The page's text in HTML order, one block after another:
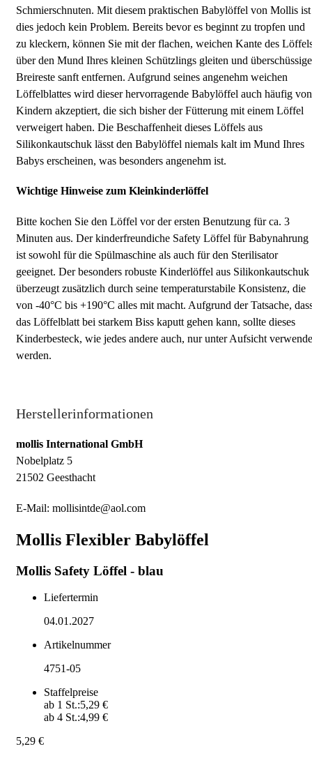
Schmierschnuten. Mit diesem praktischen Babylöffel von Mollis ist
dies jedoch kein Problem. Bereits bevor es beginnt zu tropfen und
zu kleckern, können Sie mit der flachen, weichen Kante des
über den Mund Ihres kleinen Schützlings gleiten und überschüssige
Breireste sanft entfernen. Aufgrund seines angenehm weichen
Löffelblattes wird dieser hervorragende Babylöffel auch häufig von
Kindern akzeptiert, die sich bisher der Fütterung mit einem Löffel
verweigert haben. Die Beschaffenheit dieses Löffels aus
Silikonkautschuk lässt den Babylöffel niemals kalt im Mund Ihres
Babys erscheinen, was besonders angenehm ist.
Wichtige Hinweise zum Kleinkinderlöffel
Bitte kochen Sie den Löffel vor der ersten Benutzung für ca. 3
Minuten aus. Der kinderfreundiche Safety Löffel für Babynahrung
ist sowohl für die Spülmaschine als auch für den Sterilisator
geeignet. Der besonders robuste Kinderlöffel aus Silikonkautschuk
überzeugt zusätzlich durch seine temperaturstabile Konsistenz, die
von -40°C bis +190°C alles mit macht. Aufgrund der Tatsache,
das Löffelblatt bei starkem Biss kaputt gehen kann, sollte dieses
Kinderbesteck, wie jedes andere auch, nur unter Aufsicht
werden.
Herstellerinformationen
mollis International GmbH
Nobelplatz 5
21502 Geesthacht
E-Mail: mollisintde@aol.com
Mollis Flexibler Babylöffel
Mollis Safety Löffel - blau
Liefertermin
04.01.2027
Artikelnummer
4751-05
Staffelpreise
ab 1 St.:5,29 €
ab 4 St.:4,99 €
5,29 €